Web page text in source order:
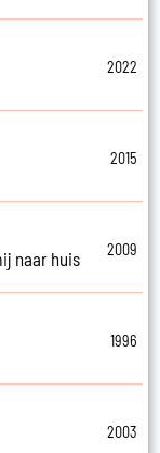
2022
2015
naar huis
2009
1996
2003